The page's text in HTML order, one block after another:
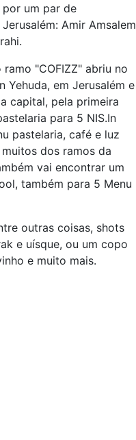
por um par de
Amir Amsalem
"COFIZZ" abriu no
Yehuda, em Jerusalém e
capital, pela primeira
para 5 NIS.In
pastelaria, café e luz
dos ramos da
vai encontrar um
também para 5 Menu
outras coisas, shots
e uísque, ou um copo
e muito mais.